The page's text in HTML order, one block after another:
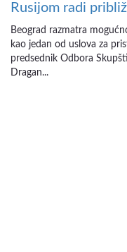
Rusijom radi
Beograd razmatra
kao jedan od uslova za
predsednik Odbora
Dragan...